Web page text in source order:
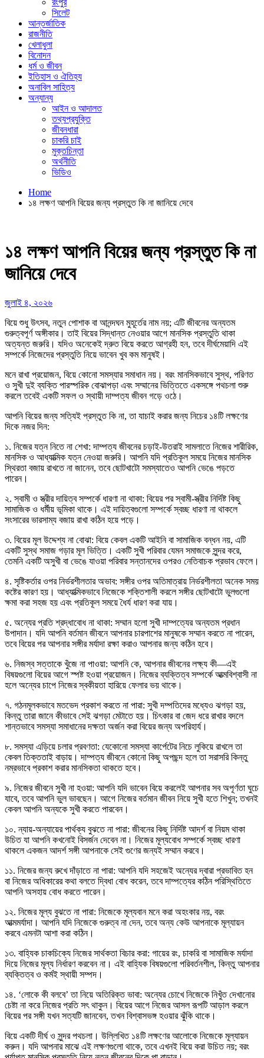
রংপুর
সিলেট
আন্তর্জাতিক
রাজনীতি
খেলাধুলা
বিনোদন
ধর্ম ও জীবন
ইতিহাস ও ঐতিহ্য
অনাবিল সাহিত্য
অন্যান্য
আইন ও আদালত
তথ্যপ্রযুক্তি
জীবনধারা
চাকরি চাই
মুক্তচিন্তা
অর্থনীতি
ভিডিও
Home
১৪ লক্ষণ আপনি বিয়ের জন্য প্রস্তুত কি না জানিয়ে দেবে
১৪ লক্ষণ আপনি বিয়ের জন্য প্রস্তুত কি না
জানিয়ে দেবে
জুলাই ৪, ২০২৬
বিয়ে শুধু উৎসব, নতুন পোশাক বা আনন্দঘন মুহূর্তের নাম নয়; এটি জীবনের অন্যতম
গুরুত্বপূর্ণ অঙ্গীকার। তাই বিয়ের সিদ্ধান্ত নেওয়ার আগে মানসিক প্রস্তুতি থাকা
অত্যন্ত জরুরি। যদিও অনেকেই দ্রুত বিয়ে করতে আগ্রহী হন, তবে দীর্ঘমেয়াদি এই
সম্পর্কে নিজেদের প্রস্তুতি নিয়ে ভাবেন খুব কম মানুষই।
মনে রাখা প্রয়োজন, বিয়ে কোনো সমস্যার সমাধান নয়। বরং মানসিকভাবে সুস্থ, পরিণত
ও সুখী দুই ব্যক্তি পারস্পরিক বোঝাপড়া এবং সম্মানের ভিত্তিতে একসঙ্গে পথচলা শুরু
করলে তবেই একটি সফল ও স্থায়ী দাম্পত্য জীবন গড়ে ওঠে।
আপনি বিয়ের জন্য সত্যিই প্রস্তুত কি না, তা যাচাই করার জন্য নিচের ১৪টি লক্ষণের
দিকে নজর দিন:
১. নিজের যত্ন নিতে না শেখা: দাম্পত্য জীবনের চড়াই-উতরাই সামলাতে নিজের শারীরিক,
মানসিক ও আধ্যাত্মিক যত্ন নেওয়া জরুরি। আপনি যদি প্রতিকূল সময়ে নিজের মানসিক
স্থিরতা বজায় রাখতে না জানেন, তবে ছোটখাটো সমস্যাতেও আপনি ভেঙে পড়তে
পারেন।
২. স্বামী ও স্ত্রীর দায়িত্ব সম্পর্কে ধারণা না থাকা: বিয়ের পর স্বামী-স্ত্রীর নির্দিষ্ট কিছু
সামাজিক ও ধর্মীয় ভূমিকা থাকে। এই দায়িত্বগুলো সম্পর্কে স্বচ্ছ ধারণা না থাকলে
সংসারের ভারসাম্য বজায় রাখা কঠিন হয়ে পড়ে।
৩. বিয়ের মূল উদ্দেশ্য না বোঝা: বিয়ে কেবল একটি আইনি বা সামাজিক বন্ধন নয়, এটি
একটি সুস্থ সমাজ গড়ার মূল ভিত্তি। একটি সুখী পরিবার যেমন সমাজকে সুন্দর করে,
তেমনি একটি অসুখী বা ভেঙে যাওয়া পরিবার সন্তানদের ওপরও নেতিবাচক প্রভাব ফেলে।
৪. সৃষ্টিকর্তার ওপর নির্ভরশীলতার অভাব: সঙ্গীর ওপর অতিমাত্রায় নির্ভরশীলতা অনেক সময়
কষ্টের কারণ হয়। আধ্যাত্মিকভাবে নিজেকে শক্তিশালী করলে সঙ্গীর ছোটখাটো ভুলগুলো
ক্ষমা করা সহজ হয় এবং প্রতিকূল সময়ে ধৈর্য ধারণ করা যায়।
৫. অন্যের প্রতি শ্রদ্ধাবোধ না থাকা: সম্মান হলো সুখী দাম্পত্যের অন্যতম প্রধান
উপাদান। যদি আপনি বর্তমান জীবনে আপনার চারপাশের মানুষকে সম্মান করতে না পারেন,
তবে বিয়ের পর আপনার সঙ্গীর মর্যাদা রক্ষা করাও আপনার জন্য কঠিন হবে।
৬. নিজস্ব সত্তাকে খুঁজে না পাওয়া: আপনি কে, আপনার জীবনের লক্ষ্য কী—এই
বিষয়গুলো বিয়ের আগে স্পষ্ট হওয়া প্রয়োজন। নিজের ব্যক্তিত্ব সম্পর্কে আত্মবিশ্বাসী না
হলে অন্যের চাপে নিজের স্বকীয়তা হারিয়ে ফেলার ভয় থাকে।
৭. গঠনমূলকভাবে মতভেদ প্রকাশ করতে না পারা: সুখী দম্পতিদের মধ্যেও ঝগড়া হয়,
কিন্তু তারা জানে কীভাবে সেই ঝগড়া মেটাতে হয়। চিৎকার বা জেদ ধরে রাখার বদলে
শান্তভাবে সমস্যা সমাধানের দক্ষতা অর্জন করা বিয়ের জন্য অপরিহার্য।
৮. সমস্যা এড়িয়ে চলার প্রবণতা: যেকোনো সমস্যা কার্পেটের নিচে লুকিয়ে রাখলে তা
কেবল তিক্ততাই বাড়ায়। দাম্পত্য জীবনে কোনো কিছু অপছন্দ হলে তা সরাসরি কিন্তু
নম্রভাবে প্রকাশ করার মানসিকতা থাকতে হবে।
৯. নিজের জীবনে সুখী না হওয়া: আপনি যদি ভাবেন বিয়ে করলেই আপনার সব অপূর্ণতা ঘুচে
যাবে, তবে আপনি ভুল ভাবছেন। আগে নিজের বর্তমান জীবন নিয়ে সুখী হতে শিখুন; তখনই
কেবল আপনি অন্যকে সুখী করতে পারবেন।
১০. ন্যায়-অন্যায়ের পার্থক্য বুঝতে না পারা: জীবনের কিছু নির্দিষ্ট আদর্শ বা নিয়ম থাকা
উচিত যা আপনি কখনোই বিসর্জন দেবেন না। নিজের মূল্যবোধ সম্পর্কে স্বচ্ছ ধারণা
থাকলে একজন আদর্শ সঙ্গী আপনাকে সেই গুণের জন্যই সম্মান করবে।
১১. নিজের জন্য রুখে দাঁড়াতে না পারা: আপনি যদি সহজেই অন্যের দ্বারা প্রভাবিত হন
বা নিজের অধিকারের কথা বলতে দ্বিধা বোধ করেন, তবে দাম্পত্যের কঠিন পরিস্থিতিতে
আপনি অসহায় বোধ করতে পারেন।
১২. নিজের মূল্য বুঝতে না পারা: নিজেকে মূল্যবান মনে করা অহংকার নয়, বরং
আত্মমর্যাদা। আপনি যদি নিজেকে গুরুত্ব না দেন, তবে অন্য কেউ আপনাকে মূল্যায়ন
করবে এমনটা আশা করা কঠিন।
১৩. বাহ্যিক চাকচিক্যে নিজের সার্থকতা বিচার করা: গায়ের রং, চাকরি বা সামাজিক মর্যাদা
দিয়ে নিজের মূল্য নির্ধারণ করবেন না। এই বাহ্যিক বিষয়গুলো পরিবর্তনশীল, কিন্তু আপনার
ব্যক্তিত্ব ও কর্মই স্থায়ী সম্পদ।
১৪. ‘লোকে কী বলবে’ তা নিয়ে অতিরিক্ত ভাবা: অন্যের চোখে নিজেকে নিখুঁত দেখানোর
চেষ্টা না করে নিজের প্রতি সৎ থাকুন। বিয়ের আগে নিজের আসল রূপটি আড়াল করলে
বিয়ের পর সঙ্গী যখন সত্যটি জানবেন, তখন বিশ্বাসভঙ্গ হওয়ার ঝুঁকি থাকে।
বিয়ে একটি দীর্ঘ ও সুন্দর পথচলা। উল্লিখিত ১৪টি লক্ষণের আলোকে নিজেকে মূল্যায়ন
করুন। যদি আপনার মাঝে এই লক্ষণগুলো থাকে, তবে এখনই বিয়ে করা উচিত নয়; বরং